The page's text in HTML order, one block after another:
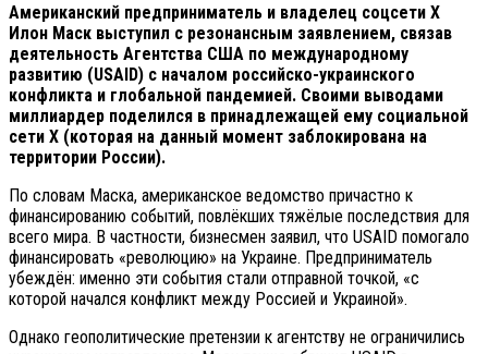
Американский предприниматель и владелец соцсети X
Илон Маск выступил с резонансным заявлением, связав
деятельность Агентства США по международному
развитию (USAID) с началом российско-украинского
конфликта и глобальной пандемией. Своими выводами
миллиардер поделился в принадлежащей ему социальной
сети X (которая на данный момент заблокирована на
территории России).
По словам Маска, американское ведомство причастно к
финансированию событий, повлёкших тяжёлые последствия для
всего мира. В частности, бизнесмен заявил, что USAID помогало
финансировать «революцию» на Украине. Предприниматель
убеждён: именно эти события стали отправной точкой, «с
которой начался конфликт между Россией и Украиной».
Однако геополитические претензии к агентству не ограничились